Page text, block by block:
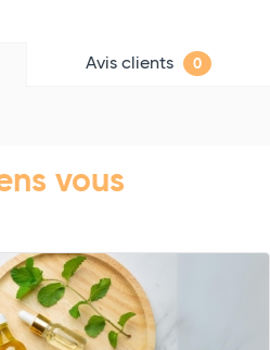
Avis clients 0
vous